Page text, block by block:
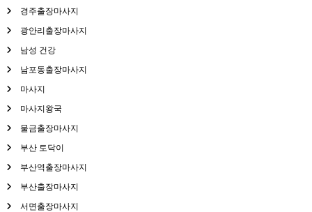
경주출장마사지
광안리출장마사지
남성 건강
남포동출장마사지
마사지
마사지왕국
물금출장마사지
부산 토닥이
부산역출장마사지
부산출장마사지
서면출장마사지